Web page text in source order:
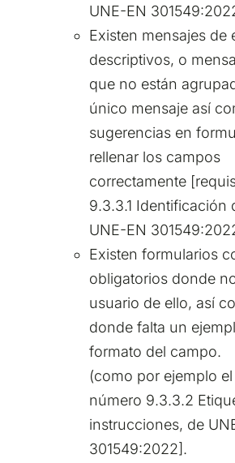
UNE-EN
Existen mensajes de
descriptivos, o
que no están
único mensaje así
sugerencias en
rellenar los campos
correctamente
9.3.3.1 Identificación
UNE-EN
Existen formularios
obligatorios donde
usuario de ello, así
donde falta un
formato del campo.
(como por ejemplo
número 9.3.3.2
instrucciones, de
301549:2022].